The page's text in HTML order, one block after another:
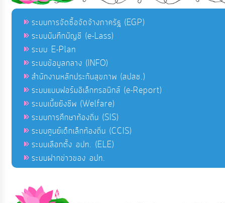
ระบบการจัดซื้อจัดจ้างภาครัฐ (EGP)
ระบบบันทึกบัญชี (e-Lass)
ระบบ E-Plan
ระบบข้อมูลกลาง (INFO)
สำนักงานหลักประกันสุขภาพ (สปสช.)
ระบบแบบฟอร์มอิเล็กทรอนิกส์ (e-Report)
ระบบเบี้ยยังชีพ (Welfare)
ระบบการศึกษาท้องถิ่น (SIS)
ระบบศูนย์เด็กเล็กท้องถิ่น (CCIS)
ระบบเลือกตั้ง อปท. (ELE)
ระบบฝากข่าวของ อปท.